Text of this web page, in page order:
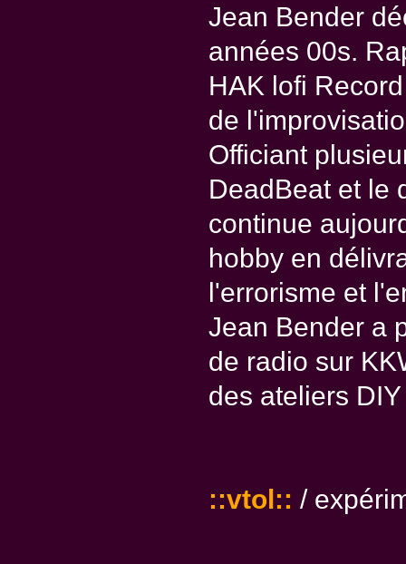
Jean Bender
années 00s.
HAK lofi
de
Officiant
DeadBeat et le
continue
hobby en
l'errorisme et
Jean Bender a
de radio sur
des ateliers
::vtol:: /